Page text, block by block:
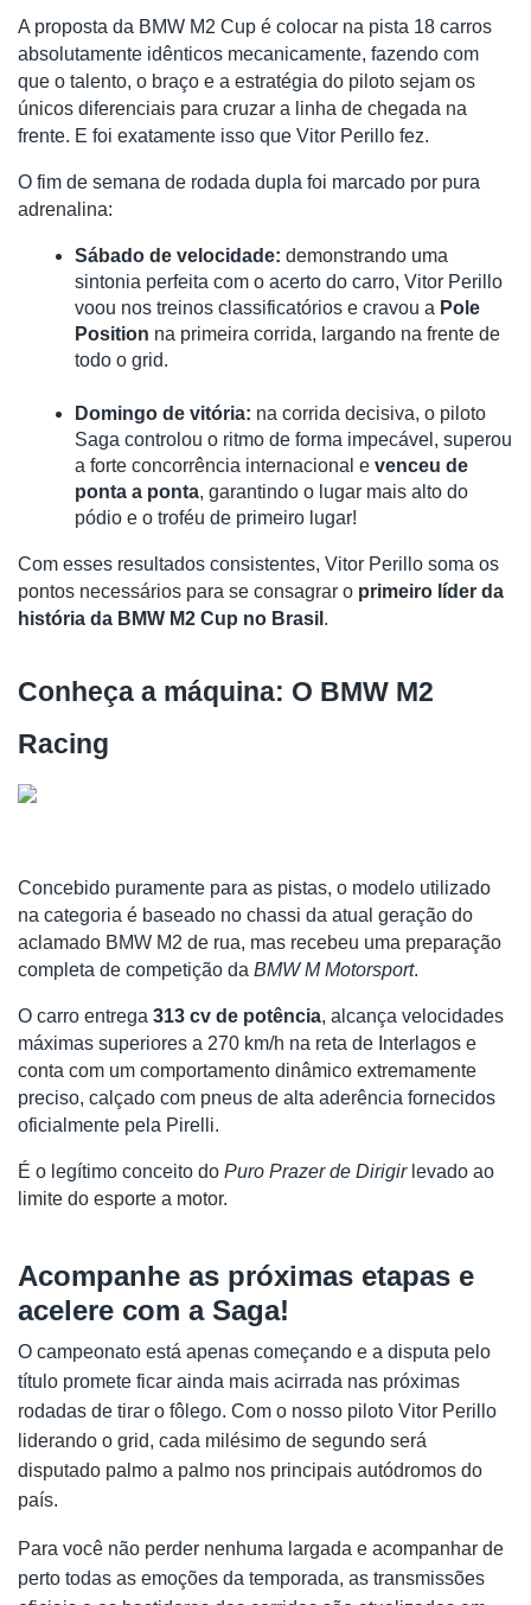
A proposta da BMW M2 Cup é colocar na pista 18 carros
absolutamente idênticos mecanicamente, fazendo com
que o talento, o braço e a estratégia do piloto sejam os
únicos diferenciais para cruzar a linha de chegada na
frente. E foi exatamente isso que Vitor Perillo fez.
O fim de semana de rodada dupla foi marcado por pura
adrenalina:
Sábado de velocidade: demonstrando uma
sintonia perfeita com o acerto do carro, Vitor Perillo
voou nos treinos classificatórios e cravou a Pole
Position na primeira corrida, largando na frente de
todo o grid.
Domingo de vitória: na corrida decisiva, o piloto
Saga controlou o ritmo de forma impecável, superou
a forte concorrência internacional e venceu de
ponta a ponta, garantindo o lugar mais alto do
pódio e o troféu de primeiro lugar!
Com esses resultados consistentes, Vitor Perillo soma os
pontos necessários para se consagrar o primeiro líder da
história da BMW M2 Cup no Brasil .
Conheça a máquina: O BMW M2
Racing
Concebido puramente para as pistas, o modelo utilizado
na categoria é baseado no chassi da atual geração do
aclamado BMW M2 de rua, mas recebeu uma preparação
completa de competição da BMW M Motorsport.
O carro entrega 313 cv de potência, alcança velocidades
máximas superiores a 270 km/h na reta de Interlagos e
conta com um comportamento dinâmico extremamente
preciso, calçado com pneus de alta aderência fornecidos
oficialmente pela Pirelli.
É o legítimo conceito do Puro Prazer de Dirigir levado ao
limite do esporte a motor.
Acompanhe as próximas etapas e
acelere com a Saga!
O campeonato está apenas começando e a disputa pelo
título promete ficar ainda mais acirrada nas próximas
rodadas de tirar o fôlego. Com o nosso piloto Vitor Perillo
liderando o grid, cada milésimo de segundo será
disputado palmo a palmo nos principais autódromos do
país.
Para você não perder nenhuma largada e acompanhar de
perto todas as emoções da temporada, as transmissões